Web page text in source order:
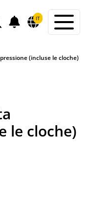
SEARCH POWIADOMIENIA
IT
(incluse le cloche)
le cloche)